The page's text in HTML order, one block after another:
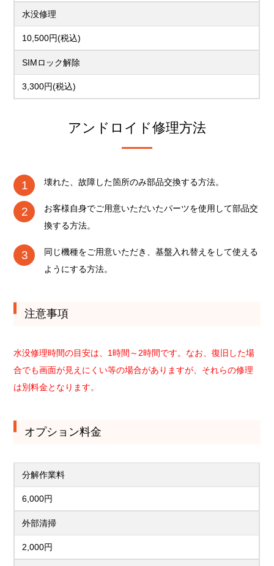
水没修理
10,500円(税込)
SIMロック解除
3,300円(税込)
アンドロイド修理方法
壊れた、故障した箇所のみ部品交換する方法。
お客様自身でご用意いただいたパーツを使用して部品交
換する方法。
同じ機種をご用意いただき、基盤入れ替えをして使える
ようにする方法。
注意事項
水没修理時間の目安は、1時間～2時間です。なお、復旧した場
合でも画面が見えにくい等の場合がありますが、それらの修理
は別料金となります。
オプション料金
分解作業料
6,000円
外部清掃
2,000円